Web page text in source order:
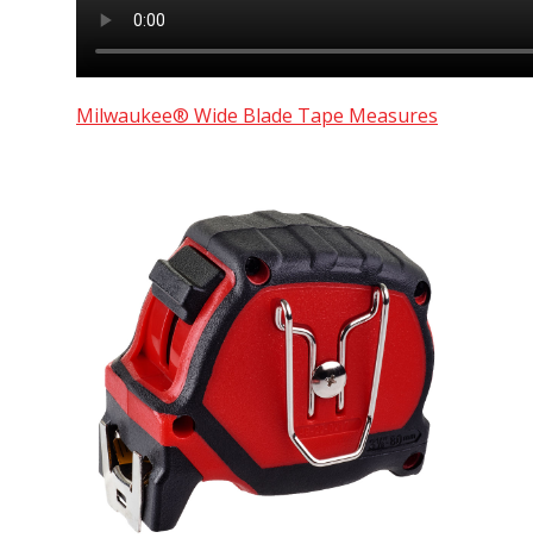
Milwaukee® Wide Blade Tape Measures